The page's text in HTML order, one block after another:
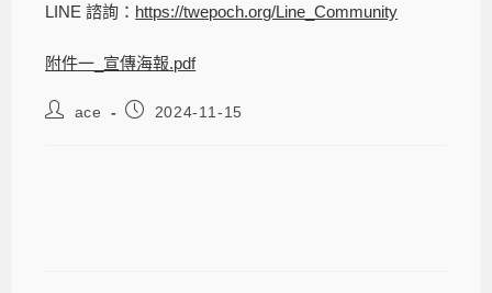
LINE 諮詢： https://twepoch.org/Line_Community
附件一_宣傳海報.pdf
ace 2024-11-15